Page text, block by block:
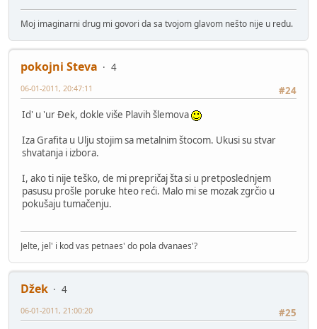
Moj imaginarni drug mi govori da sa tvojom glavom nešto nije u redu.
pokojni Steva
4
#24
06-01-2011, 20:47:11
Id' u 'ur Đek, dokle više Plavih šlemova
Iza Grafita u Ulju stojim sa metalnim štocom. Ukusi su stvar
shvatanja i izbora.
I, ako ti nije teško, de mi prepričaj šta si u pretposlednjem
pasusu prošle poruke hteo reći. Malo mi se mozak zgrčio u
pokušaju tumačenju.
Jelte, jel' i kod vas petnaes' do pola dvanaes'?
Džek
4
#25
06-01-2011, 21:00:20